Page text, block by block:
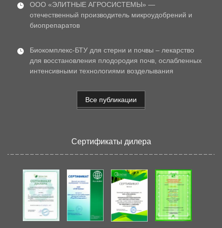
ООО «ЭЛИТНЫЕ АГРОСИСТЕМЫ» —
отечественный производитель микроудобрений и
биопрепаратов
Биокомплекс-БТУ для стерни и почвы – лекарство
для восстановления плодородия почв, ослабленных
интенсивными технологиями возделывания
Все публикации
Сертификаты дилера